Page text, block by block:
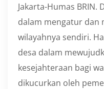
Jakarta-Humas BRIN.
dalam mengatur dan
wilayahnya sendiri.
desa dalam
kesejahteraan bagi
dikucurkan oleh